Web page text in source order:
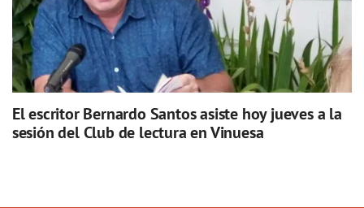
El escritor Bernardo Santos asiste hoy jueves a la
sesión del Club de lectura en Vinuesa